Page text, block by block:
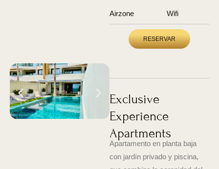
Airzone Wifi
RESERVAR
Exclusive
Experience
Apartments
Apartamento en planta baja
con jardín privado y piscina,